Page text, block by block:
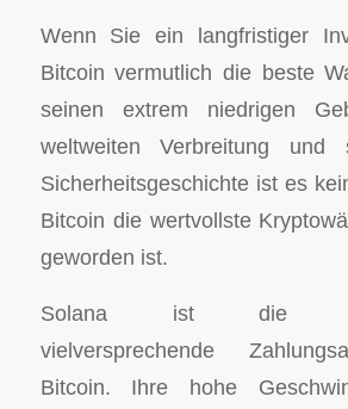
Wenn Sie ein langfristiger
Bitcoin vermutlich die beste
seinen extrem niedrigen
weltweiten Verbreitung und
Sicherheitsgeschichte ist es
Bitcoin die wertvollste
geworden ist.
Solana ist die
vielversprechende
Bitcoin. Ihre hohe